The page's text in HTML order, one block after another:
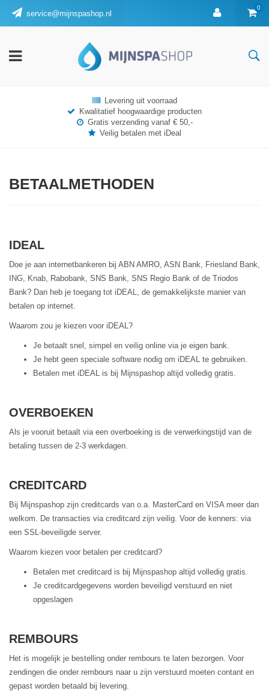
service@mijnspashop.nl
0
Levering uit voorraad
Kwalitatief hoogwaardige producten
Gratis verzending vanaf € 50,-
Veilig betalen met iDeal
BETAALMETHODEN
IDEAL
Doe je aan internetbankeren bij ABN AMRO, ASN Bank, Friesland Bank,
ING, Knab, Rabobank, SNS Bank, SNS Regio Bank of de Triodos
Bank? Dan heb je toegang tot iDEAL, de gemakkelijkste manier van
betalen op internet.
Waarom zou je kiezen voor iDEAL?
Je betaalt snel, simpel en veilig online via je eigen bank.
Je hebt geen speciale software nodig om iDEAL te gebruiken.
Betalen met iDEAL is bij Mijnspashop altijd volledig gratis.
OVERBOEKEN
Als je vooruit betaalt via een overboeking is de verwerkingstijd van de
betaling tussen de 2-3 werkdagen.
CREDITCARD
Bij Mijnspashop zijn creditcards van o.a. MasterCard en VISA meer dan
welkom. De transacties via creditcard zijn veilig. Voor de kenners: via
een SSL-beveiligde server.
Waarom kiezen voor betalen per creditcard?
Betalen met creditcard is bij Mijnspashop altijd volledig gratis.
Je creditcardgegevens worden beveiligd verstuurd en niet
opgeslagen
REMBOURS
Het is mogelijk je bestelling onder rembours te laten bezorgen. Voor
zendingen die onder rembours naar u zijn verstuurd moeten contant en
gepast worden betaald bij levering.